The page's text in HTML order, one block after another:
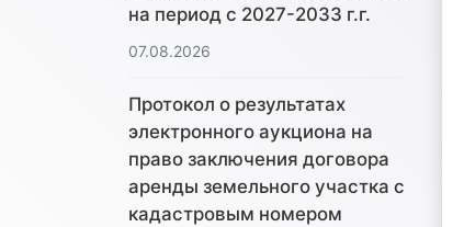
на период с 2027-2033 г.г.
07.08.2026
Протокол о результатах
электронного аукциона на
право заключения договора
аренды земельного участка с
кадастровым номером